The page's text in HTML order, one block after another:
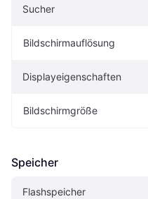
Sucher
Bildschirmauflösung
Displayeigenschaften
Bildschirmgröße
Speicher
Flashspeicher